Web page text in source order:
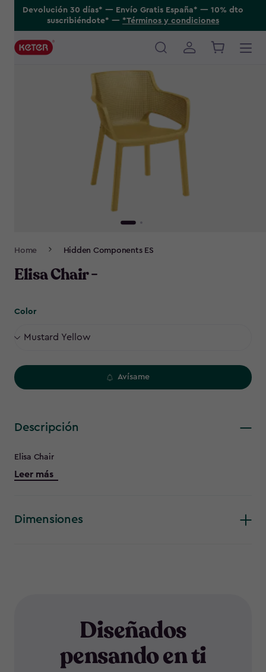
Devolución 30 días* ---- Envío Gratis España* ---- 10% dto
suscribiéndote* ---- *Términos y condiciones
Main
Home Hidden Components ES
Elisa Chair -
Color
Avísame
Descripción
Elisa Chair
Leer más
Dimensiones
Diseñados
pensando en ti